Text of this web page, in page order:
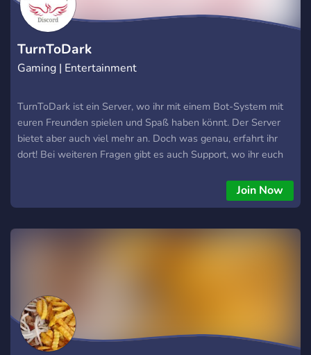
TurnToDark
Gaming | Entertainment
TurnToDark ist ein Server, wo ihr mit einem Bot-System mit
euren Freunden spielen und Spaß haben könnt. Der Server
bietet aber auch viel mehr an. Doch was genau, erfahrt ihr
dort! Bei weiteren Fragen gibt es auch Support, wo ihr euch
Join Now